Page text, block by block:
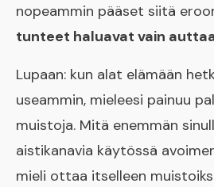
nopeammin pääset siitä
tunteet haluavat vain
Lupaan: kun alat elämään
useammin, mieleesi painuu
muistoja. Mitä enemmän
aistikanavia käytössä
mieli ottaa itselleen